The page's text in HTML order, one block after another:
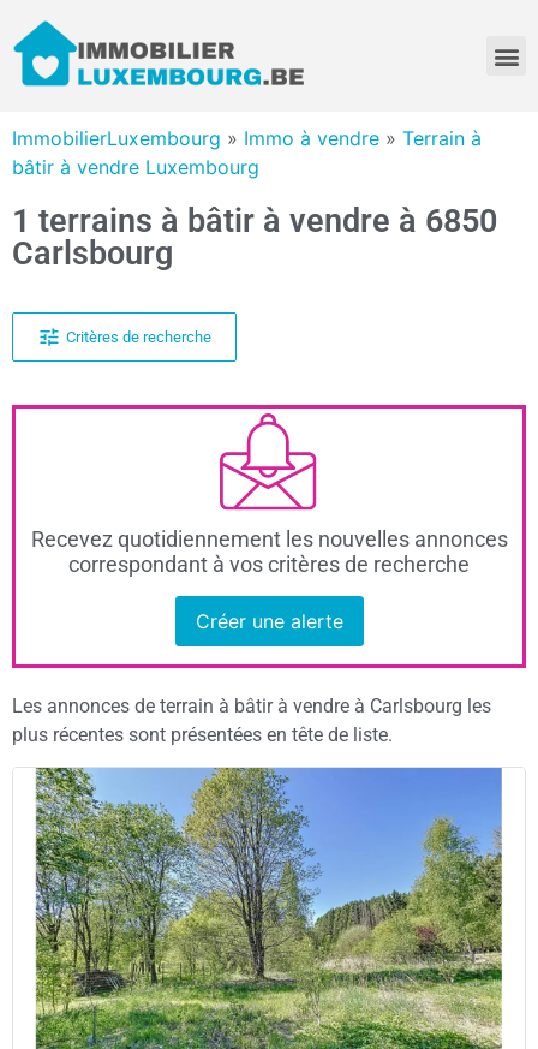
ImmobilierLuxembourg » Immo à vendre » Terrain à
bâtir à vendre Luxembourg
1 terrains à bâtir à vendre à 6850
Carlsbourg
Critères de recherche
Recevez quotidiennement les nouvelles annonces
correspondant à vos critères de recherche
Créer une alerte
Les annonces de terrain à bâtir à vendre à Carlsbourg les
plus récentes sont présentées en tête de liste.